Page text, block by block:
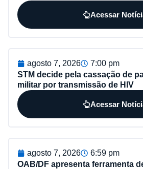
Acessar
agosto 7, 2026
7:00 pm
STM decide pela cassação de
militar por transmissão de HIV
Acessar
agosto 7, 2026
6:59 pm
OAB/DF apresenta ferramenta